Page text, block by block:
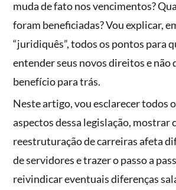
muda de fato nos vencimentos?
foram beneficiadas? Vou explicar,
“juridiquês”, todos os pontos para
entender seus novos direitos e não
benefício para trás.
Neste artigo, vou esclarecer todos
aspectos dessa legislação, mostrar
reestruturação de carreiras afeta
de servidores e trazer o passo a
reivindicar eventuais diferenças